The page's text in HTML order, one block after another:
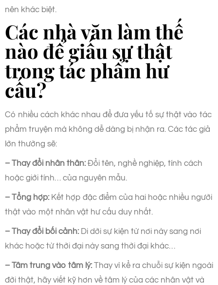
nên khác biệt.
Các nhà văn làm thế
nào để giấu sự thật
trong tác phẩm hư
cấu?
Có nhiều cách khác nhau để đưa yếu tố sự thật vào tác
phẩm truyện mà không dễ dàng bị nhận ra. Các tác giả
lớn thường sẽ:
– Thay đổi nhân thân:Đổi tên, nghề nghiệp, tính cách
hoặc giới tính… của nguyên mẫu.
– Tổng hợp:Kết hợp đặc điểm của hai hoặc nhiều người
thật vào một nhân vật hư cấu duy nhất.
– Thay đổi bối cảnh:Di dời sự kiện từ nơi này sang nơi
khác hoặc từ thời đại này sang thời đại khác…
– Tâm trung vào tâm lý:Thay vì kể ra chuỗi sự kiện ngoài
đời thật, hãy viết kỹ hơn về tâm lý của các nhân vật và